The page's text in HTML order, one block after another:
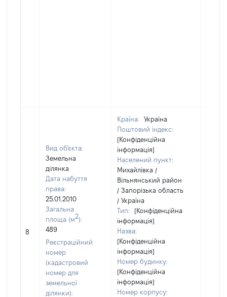
8
Вид об'єкта:
Земельна
ділянка
Дата набуття
права:
25.01.2010
Загальна
площа (м2):
489
Реєстраційний
номер
(кадастровий
номер для
земельної
ділянки):
Країна:
Україна
Поштовий індекс:
[Конфіденційна
інформація]
Населений пункт:
Михайлівка /
Вільнянський район
/ Запорізька область
/ Україна
Тип:
[Конфіденційна
інформація]
Назва:
[Конфіденційна
інформація]
Номер будинку:
[Конфіденційна
інформація]
Номер корпусу: